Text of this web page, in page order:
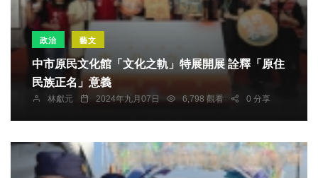
政治 藝文
中市原民文化館「文化之軌」特展開展 詮釋「原住
民族正名」意義
林獻元 2024年九月07日 6,798 觀看 0 分享